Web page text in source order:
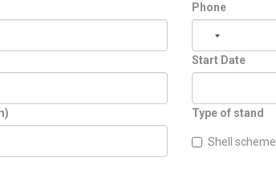
Phone
Start Date
Type of stand
Shell scheme